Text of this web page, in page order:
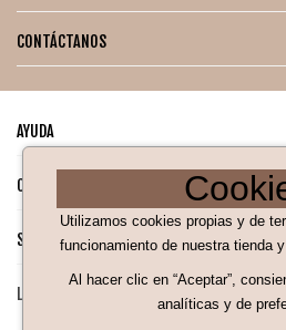
CONTÁCTANOS
AYUDA
CATÁLOGO PARA TI
SÍGUENOS EN NUESTRAS REDES SOCIALES
LEGAL
Utilizamos cookies propias y de
funcionamiento de nuestra tienda
Al hacer clic en “Aceptar”,
analíticas y de